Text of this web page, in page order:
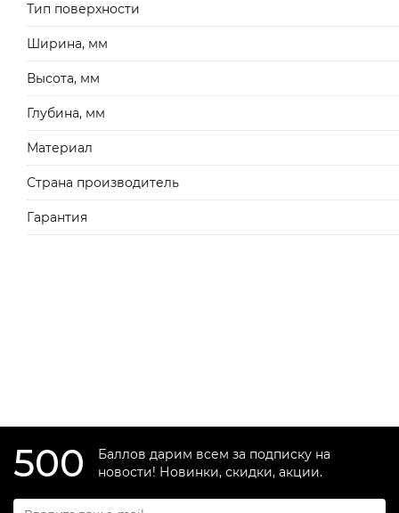
Тип поверхности
Ширина, мм
Высота, мм
Глубина, мм
Материал
Страна производитель
Гарантия
500
Баллов дарим всем за подписку на
новости! Новинки, скидки, акции.